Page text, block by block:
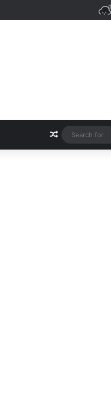
Random Article